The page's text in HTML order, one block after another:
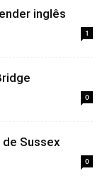
inglês
1
0
de Sussex
0